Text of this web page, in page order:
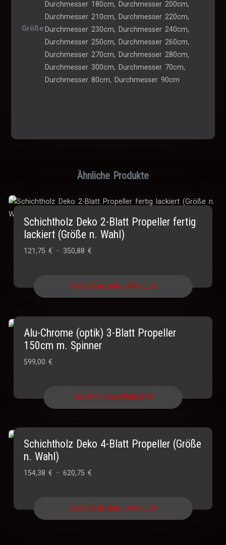
Größe
Durchmesser 180cm,Durchmesser 200cm,
Durchmesser 210cm,Durchmesser 220cm,
Durchmesser 230cm,Durchmesser 240cm,
Durchmesser 250cm,Durchmesser 260cm,
Durchmesser 270cm,Durchmesser 280cm,
Durchmesser 300cm,Durchmesser 70cm,
Durchmesser 80cm,Durchmesser 90cm
Ähnliche Produkte
Schichtholz Deko 2-Blatt Propeller fertig
lackiert (Größe n. Wahl)
121,75€ – 350,88€
350,88 €
AUSFÜHRUNG WÄHLEN
Alu-Chrome (optik) 3-Blatt Propeller
150cm m. Spinner
599,00€
IN DEN WARENKORB
Schichtholz Deko 4-Blatt Propeller (Größe
n. Wahl)
154,38€ –620,75€
620,75 €
AUSFÜHRUNG WÄHLEN